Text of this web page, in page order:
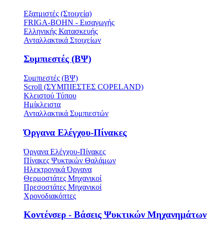
Εξατμιστές (Στοιχεία)
FRIGA-BOHN - Εισαγωγής
Ελληνικής Κατασκευής
Ανταλλακτικά Στοιχείων
Συμπιεστές (ΒΨ)
Συμπιεστές (ΒΨ)
Scroll (ΣΥΜΠΙΕΣΤΕΣ COPELAND)
Κλειστού Τύπου
Ημίκλειστα
Ανταλλακτικά Συμπιεστών
Όργανα Ελέγχου-Πίνακες
Όργανα Ελέγχου-Πίνακες
Πίνακες Ψυκτικών Θαλάμων
Ηλεκτρονικά Όργανα
Θερμοστάτες Μηχανικοί
Πρεσοστάτες Μηχανικοί
Χρονοδιακόπτες
Κοντένσερ - Βάσεις Ψυκτικών Μηχανημάτων